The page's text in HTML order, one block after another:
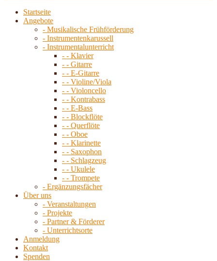
Startseite
Angebote
- Musikalische Frühförderung
- Instrumentenkarussell
- Instrumentalunterricht
- - Klavier
- - Gitarre
- - E-Gitarre
- - Violine/Viola
- - Violoncello
- - Kontrabass
- - E-Bass
- - Blockflöte
- - Querflöte
- - Oboe
- - Klarinette
- - Saxophon
- - Schlagzeug
- - Ukulele
- - Trompete
- Ergänzungsfächer
Über uns
- Veranstaltungen
- Projekte
- Partner & Förderer
- Unterrichtsorte
Anmeldung
Kontakt
Spenden